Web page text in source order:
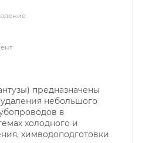
предназначены
небольшого
в
холодного и
химводоподготовки